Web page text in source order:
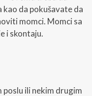
kao da pokušavate da
momci. Momci sa
i skontaju.
poslu ili nekim drugim